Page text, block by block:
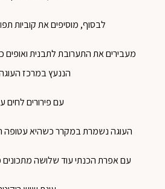
לבסוף, מוסיפיםאתקוביות
מעביריםאתהתערובתלתבניתואופיםכ
הננעץבמרכז
עםפירוריםלחים
העוגהנשמרתבמקררכשהיאעטופה
עם אפרת הכנתי עוד שלושה